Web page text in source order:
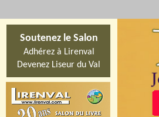
Soutenez le Salon
Adhérez à Lirenval
Devenez Liseur du Val